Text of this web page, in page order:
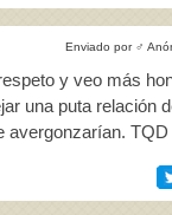
Enviado por ♂
y veo más
una puta relación
avergonzarían. TQD